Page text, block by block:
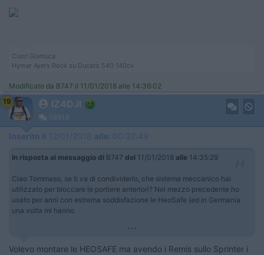
Ciao! Gianluca
Hymer Ayers Rock su Ducato 540 140cv
Modificato da B747 il 11/01/2018 alle 14:36:02
19
IZ4DJI
58914
Inserito il 12/01/2018 alle: 00:32:49
In risposta al messaggio di B747 del 11/01/2018 alle 14:35:29
Ciao Tommaso, se ti va di condividerlo, che sistema meccanico hai
utilizzato per bloccare le portiere anteriori? Nel mezzo precedente ho
usato per anni con estrema soddisfazione le HeoSafe (ed in Germania
una volta mi hanno
...
Volevo montare le HEOSAFE ma avendo i Remis sullo Sprinter i